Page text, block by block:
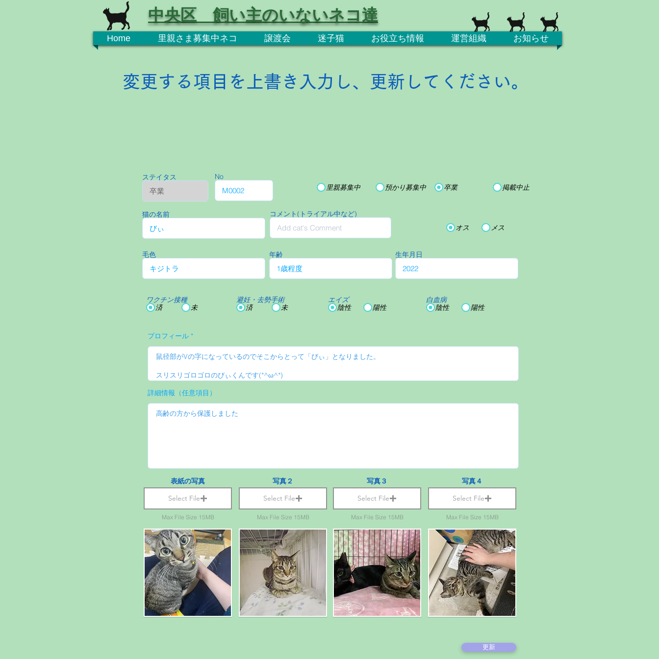
Home 里親さま募集中ネコ 譲渡会 迷子猫 お役立ち情報 運営組織 お知らせ
中央区 飼い主のいないネコ達
変更する項目を上書き入力し、更新してください。
ステイタス No
里親募集中 預かり募集中 卒業 掲載中止
猫の名前 コメント(トライアル中など)
オス メス
毛色 年齢 生年月日
ワクチン接種
済
未
避妊・去勢手術
済
未
エイズ
陰性
陽性
白血病
陰性
陽性
プロフィール
詳細情報（任意項目）
表紙の写真
Select File
Max File Size 15MB
写真２
Select File
Max File Size 15MB
写真３
Select File
Max File Size 15MB
写真４
Select File
Max File Size 15MB
更新